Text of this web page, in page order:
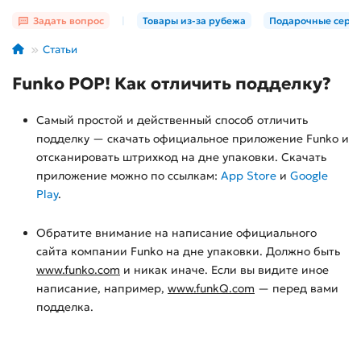
Задать вопрос Товары из-за рубежа Подарочные
Статьи
Funko POP! Как отличить подделку?
Самый простой и действенный способ отличить
подделку — скачать официальное приложение Funko и
отсканировать штрихкод на дне упаковки. Скачать
приложение можно по ссылкам: App Store и Google
Play.
Обратите внимание на написание официального
сайта компании Funko на дне упаковки. Должно быть
www.funko.com и никак иначе. Если вы видите иное
написание, например, www.funkQ.com — перед вами
подделка.